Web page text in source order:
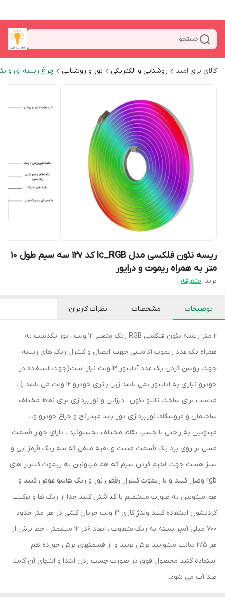
جستجو
کالای برق امید روشنایی و الکتریکی نور و روشنایی چراغ ریسه ای و
ریسه نئون فلکسی مدل ic_RGB کد 12v سه سیم طول 10
متر به همراه ریموت و درایور
برند: متفرقه
توضیحات مشخصات نظرات کاربران
2 متر ریسه نئون فلکسی RGB رنگ متغیر 12 ولت ، نور یکدست به
همراه یک عدد ریموت آدامسی جهت اتصال و کنترل رنگ های ریسه .
جهت روشن کردن یک عدد آداپتور 12 ولت نیاز است(جهت استفاده در
خودرو نیازی به اداپتور نمی باشد زیرا باتری خودرو 12 ولت می باشد ) .
مناسب برای ساخت تابلو نئون ، دیزاین و نورپردازی برای نقاط مختلف
ساختمان و فروشگاه، نورپردازی دور باند میدرنج و چراغ خودرو و...
میتونین به راحتی با چسب نقاط مختلف بچسبونید . دارای چهار قسمت
مسی بر روی برد یک قسمت مثبت و بقیه منفی که سه رنگ قرمز ابی و
سبز هست جهت لحیم کردن سیم که هم میتونین به ریموت کنترلر های
rgb وصل کنید و با ریموت کنترل رقص نور و رنگ هاشو عوض کنید و
هم میتونین به صورت مستقیم با گذاشتن کلید جدا از رنگ ها و ترکیب
کردنشون استفاده کنید ولتاژ کاری 12 ولت جریان کشی در هر متر حدود
700 میلی آمپر بسته به رنگ متفاوت ، ابعاد 6در 12 میلیمتر ، خط برش از
هر 2/5 سانت میتوانید برش بزنید و از قسمتهای برش خورده هم
استفاده کنید محصول فوق در صورت چسب زدن ابتدا و انتهای آن کاملا
ضد آب می شود.